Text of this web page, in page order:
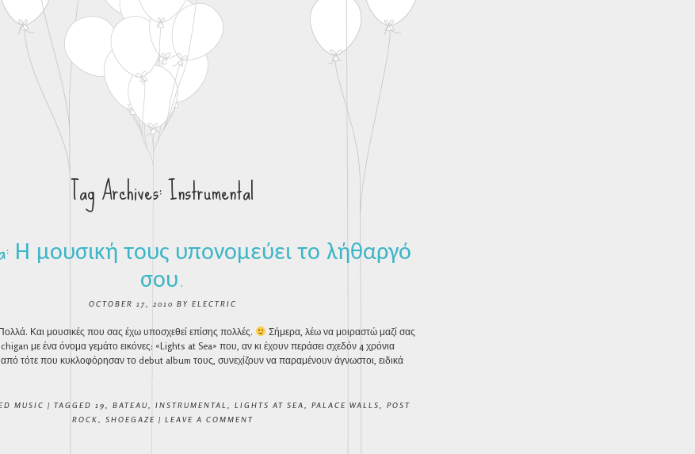
Tag Archives:Instrumental
Η μουσική τους υπονομεύει το λήθαργό
σου.
OCTOBER 17, 2010 BY ELECTRIC
Και μουσικές που σας έχω υποσχεθεί επίσης πολλές.
Σήμερα, λέω να μοιραστώ μαζί σας
με ένα όνομα γεμάτο εικόνες: «Lights at Sea» που, αν κι έχουν περάσει σχεδόν 4 χρόνια
τότε που κυκλοφόρησαν το debut album τους, συνεχίζουν να παραμένουν άγνωστοι, ειδικά
MUSIC | TAGGED 19 BATEAU INSTRUMENTAL LIGHTS AT SEA PALACE WALLS
POST
ROCK
SHOEGAZE | LEAVE A COMMENT